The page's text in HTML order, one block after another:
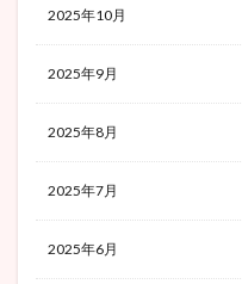
2025年10月
2025年9月
2025年8月
2025年7月
2025年6月